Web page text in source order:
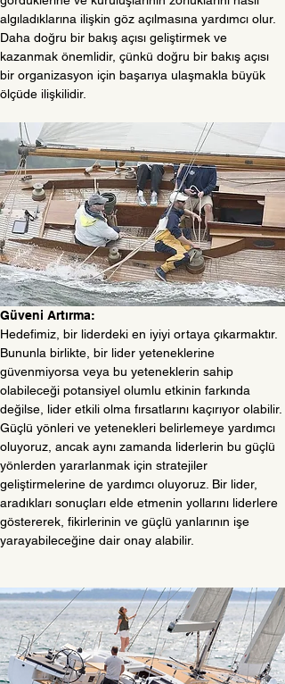
algıladıklarına ilişkin göz açılmasına yardımcı olur.
Daha doğru bir bakış açısı geliştirmek ve
kazanmak önemlidir, çünkü doğru bir bakış açısı
bir organizasyon için başarıya ulaşmakla büyük
ölçüde ilişkilidir.
Güveni Artırma:
Hedefimiz, bir liderdeki en iyiyi ortaya çıkarmaktır.
Bununla birlikte, bir lider yeteneklerine
güvenmiyorsa veya bu yeteneklerin sahip
olabileceği potansiyel olumlu etkinin farkında
değilse, lider etkili olma fırsatlarını kaçırıyor olabilir.
Güçlü yönleri ve yetenekleri belirlemeye yardımcı
oluyoruz, ancak aynı zamanda liderlerin bu güçlü
yönlerden yararlanmak için stratejiler
geliştirmelerine de yardımcı oluyoruz. Bir lider,
aradıkları sonuçları elde etmenin yollarını liderlere
göstererek, fikirlerinin ve güçlü yanlarının işe
yarayabileceğine dair onay alabilir.